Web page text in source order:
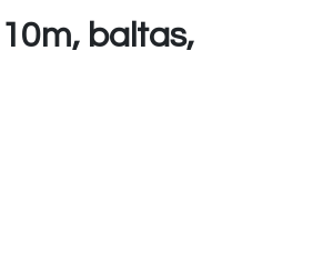
10m, baltas,